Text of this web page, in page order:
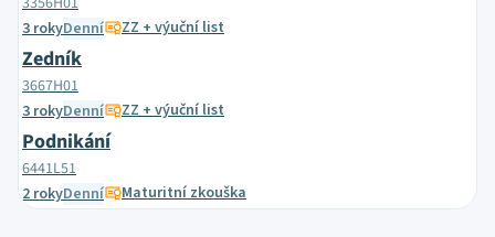
3 rokyDenní ZZ + výuční list
Zedník
3667H01
3 rokyDenní ZZ + výuční list
Podnikání
6441L51
2 rokyDenní Maturitní zkouška